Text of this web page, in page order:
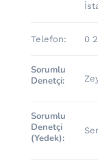
Telefon: 0
Sorumlu
Denetçi:
Sorumlu
Denetçi
(Yedek):